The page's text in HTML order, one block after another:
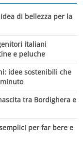
di bellezza per la
italiani
e peluche
idee sostenibili che
tra Bordighera e
per far bere e